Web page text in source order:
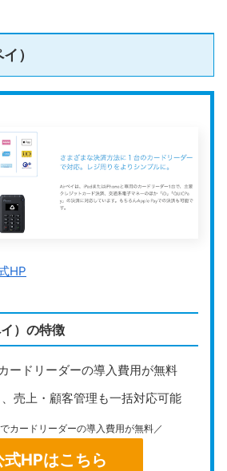
）
HP
）の特徴
ードリーダーの導入費用が無料
売上・顧客管理も一括対応可能
カードリーダーの導入費用が無料／
式HPはこちら